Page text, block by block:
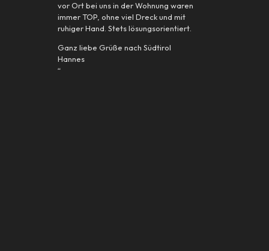
vor Ort bei uns in der Wohnung waren
immer TOP, ohne viel Dreck und mit
ruhiger Hand. Stets lösungsorientiert.
Ganz liebe Grüße nach Südtirol
Hannes
“